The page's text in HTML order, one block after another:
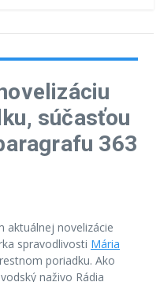
súčasťou
363
aktuálnej novelizácie
spravodlivosti Mária
poriadku. Ako
naživo Rádia